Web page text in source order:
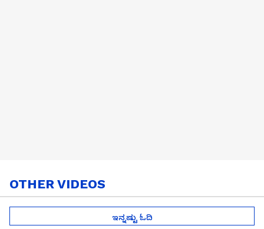
OTHER VIDEOS
ಇನ್ನಷ್ಟು ಓದಿ